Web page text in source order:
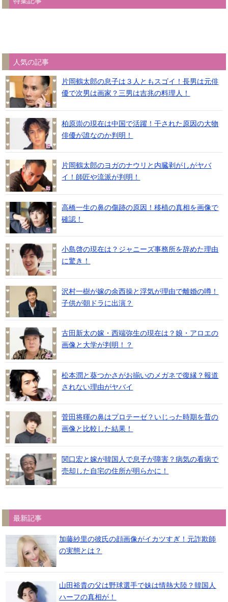
人気の記事
片岡鶴太郎の息子は３人ともスゴイ！長男は元俳
優で次男は画家？三男は吉兆の料理人！
柏原崇の現在は中国で活躍！干された原因の大物
俳優が誰なのか判明！
片岡鶴太郎のヨガのナウリと内臓剥がしがヤバ
イ！師匠や流派が判明！
高橋一生の鼻の傷跡の原因！移植の真相を画像で
確認！
小島啓の現在は？ジャニーズ事務所を辞めた理由
に驚き！
沢村一樹が嫁の余西操と浮気が理由で離婚の噂！
子供が朝ドラに出演？
古田新太の嫁・西端弥生の現在は？娘・アロエの
画像と大学が判明！？
松本潤と葵つかさがお揃いのメガネで復縁？報道
されない理由がヤバイ
菅田将暉の鼻はプロテーゼ？いじった時期を昔の
画像と比較した結果！
関口宏と嫁が韓国人で息子が障害？病気の看病で
売却した自宅の住所が明らかに！
最新記事
加藤紗里の彼氏の顔画像がイカツすぎ！元詐欺師
の実態とは？
山田裕貴の父は野球選手で妹は情熱大陸？韓国人
ハーフの真相が！